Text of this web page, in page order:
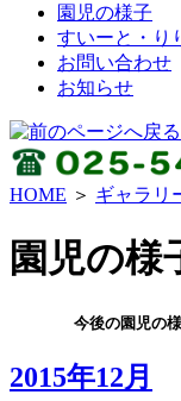
園児の様子
すいーと・り
お問い合わせ
お知らせ
HOME ＞ ギャラリ
園児の様
今後の園児の
2015年12月